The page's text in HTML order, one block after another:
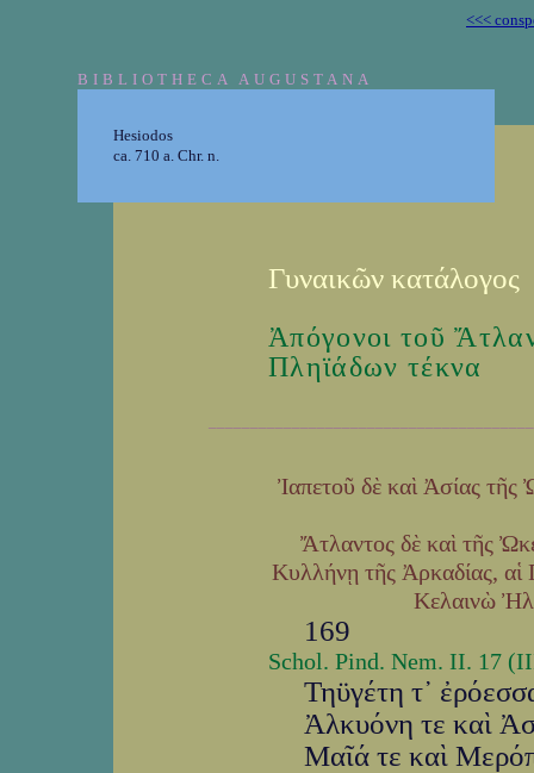
<<<
BIBLIOTHECA AUGUSTANA
Hesiodos
ca. 710 a. Chr. n.
Γυναικῶν κατάλογος
Ἀπόγονοι τοῦ
Πληϊάδων τέκνα
Ἰαπετοῦ δὲ καὶ Ἀσίας τῆς
Ἄτλαντος δὲ καὶ τῆς
Κυλλήνῃ τῆς Ἀρκαδίας,
Κελαινὼ
169
Schol. Pind. Nem. II. 17
Τηϋγέτη τ᾽
Ἀλκυόνη τε καὶ
Μαῖά τε καὶ